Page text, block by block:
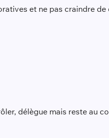
et ne pas craindre de
délègue mais reste au